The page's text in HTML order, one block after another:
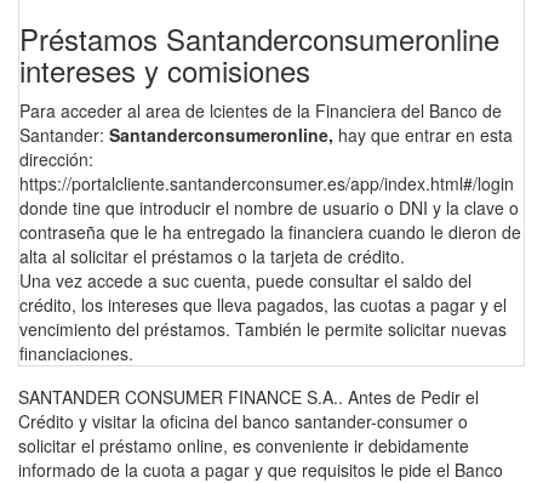
Préstamos Santanderconsumeronline
intereses y comisiones
Para acceder al area de lcientes de la Financiera del Banco de
Santander: Santanderconsumeronline, hay que entrar en esta
dirección:
https://portalcliente.santanderconsumer.es/app/index.html#/login
donde tine que introducir el nombre de usuario o DNI y la clave o
contraseña que le ha entregado la financiera cuando le dieron de
alta al solicitar el préstamos o la tarjeta de crédito.
Una vez accede a suc cuenta, puede consultar el saldo del
crédito, los intereses que lleva pagados, las cuotas a pagar y el
vencimiento del préstamos. También le permite solicitar nuevas
financiaciones.
SANTANDER CONSUMER FINANCE S.A.. Antes de Pedir el
Crédito y visitar la oficina del banco santander-consumer o
solicitar el préstamo online, es conveniente ir debidamente
informado de la cuota a pagar y que requisitos le pide el Banco